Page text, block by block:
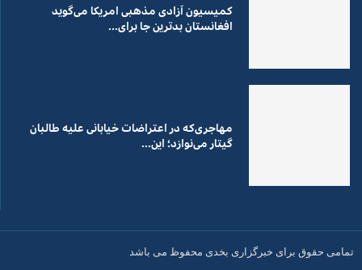
کمیسیون آزادی مذهبی امریکا می‌گوید
افغانستان بدترین جا برای...
مهاجری‌که در اعتراضات خیابانی علیه طالبان
گیتار می‌نوازد؛ این...
تمامی حقوق برای خبرگزاری بخدی محفوظ می باشد